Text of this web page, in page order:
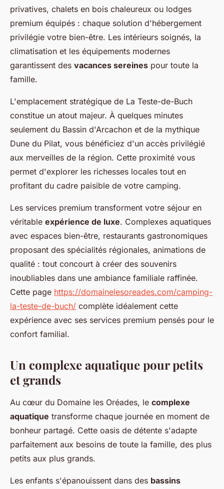
privatives, chalets en bois chaleureux ou lodges
premium équipés : chaque solution d'hébergement
privilégie votre bien-être. Les intérieurs soignés, la
climatisation et les équipements modernes
garantissent des vacances sereines pour toute la
famille.
L'emplacement stratégique de La Teste-de-Buch
constitue un atout majeur. À quelques minutes
seulement du Bassin d'Arcachon et de la mythique
Dune du Pilat, vous bénéficiez d'un accès privilégié
aux merveilles de la région. Cette proximité vous
permet d'explorer les richesses locales tout en
profitant du cadre paisible de votre camping.
Les services premium transforment votre séjour en
véritable expérience de luxe. Complexes aquatiques
avec espaces bien-être, restaurants gastronomiques
proposant des spécialités régionales, animations de
qualité : tout concourt à créer des souvenirs
inoubliables dans une ambiance familiale raffinée.
Cette page https://domainelesoreades.com/camping-
la-teste-de-buch/ complète idéalement cette
expérience avec ses services premium pensés pour le
confort familial.
Un complexe aquatique pour petits
et grands
Au cœur du Domaine les Oréades, le complexe
aquatique transforme chaque journée en moment de
bonheur partagé. Cette oasis de détente s'adapte
parfaitement aux besoins de toute la famille, des plus
petits aux plus grands.
Les enfants s'épanouissent dans des bassins